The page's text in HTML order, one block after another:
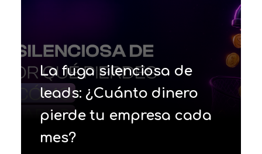
La fuga silenciosa de
leads: ¿Cuánto dinero
pierde tu empresa cada
mes?